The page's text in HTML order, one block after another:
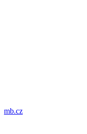
mb.cz